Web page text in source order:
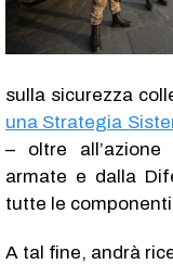
sulla sicurezza
una Strategia
– oltre all’azione
armate e dalla
tutte le
A tal fine, andrà